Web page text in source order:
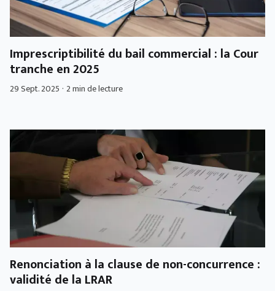
Imprescriptibilité du bail commercial : la Cour
tranche en 2025
29 Sept. 2025 · 2 min de lecture
Renonciation à la clause de non-concurrence :
validité de la LRAR